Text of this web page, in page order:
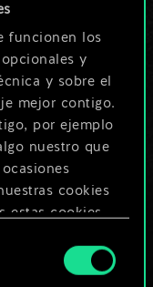
funcionen los
y
y sobre el
mejor contigo.
por ejemplo
nuestro que
cookies
estas cookies
nuestro uso
y crear